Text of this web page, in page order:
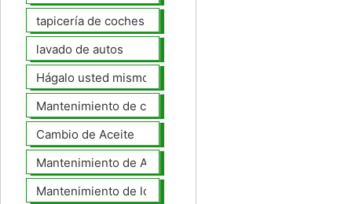
tapicería de coches
lavado de autos
Hágalo usted mismo Mantenimiento de Automotores
Mantenimiento de coches General
Cambio de Aceite
Mantenimiento de Automotores Profesional
Mantenimiento de los neumáticos